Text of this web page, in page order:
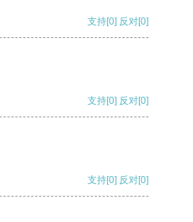
支持[0] 反对[0]
支持[0] 反对[0]
支持[0] 反对[0]